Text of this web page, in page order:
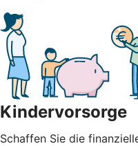
Kindervorsorge
Schaffen Sie die